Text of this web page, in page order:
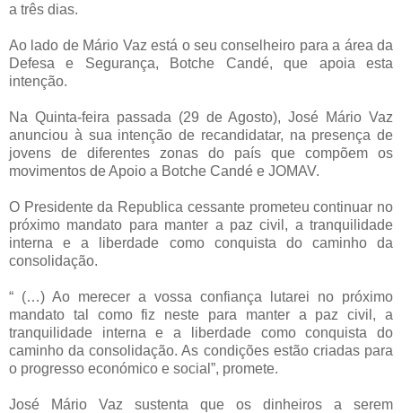
a três dias.
Ao lado de Mário Vaz está o seu conselheiro para a área da
Defesa e Segurança, Botche Candé, que apoia esta
intenção.
Na Quinta-feira passada (29 de Agosto), José Mário Vaz
anunciou à sua intenção de recandidatar, na presença de
jovens de diferentes zonas do país que compõem os
movimentos de Apoio a Botche Candé e JOMAV.
O Presidente da Republica cessante prometeu continuar no
próximo mandato para manter a paz civil, a tranquilidade
interna e a liberdade como conquista do caminho da
consolidação.
“ (…) Ao merecer a vossa confiança lutarei no próximo
mandato tal como fiz neste para manter a paz civil, a
tranquilidade interna e a liberdade como conquista do
caminho da consolidação. As condições estão criadas para
o progresso económico e social”, promete.
José Mário Vaz sustenta que os dinheiros a serem